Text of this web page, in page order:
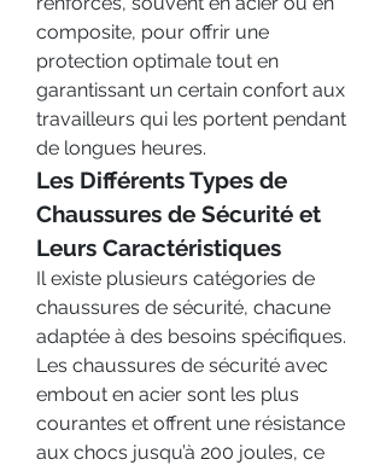
composite, pour offrir une
protection optimale tout en
garantissant un certain confort aux
travailleurs qui les portent pendant
de longues heures.
Les Différents Types de
Chaussures de Sécurité et
Leurs Caractéristiques
Il existe plusieurs catégories de
chaussures de sécurité, chacune
adaptée à des besoins spécifiques.
Les chaussures de sécurité avec
embout en acier sont les plus
courantes et offrent une résistance
aux chocs jusqu’à 200 joules, ce